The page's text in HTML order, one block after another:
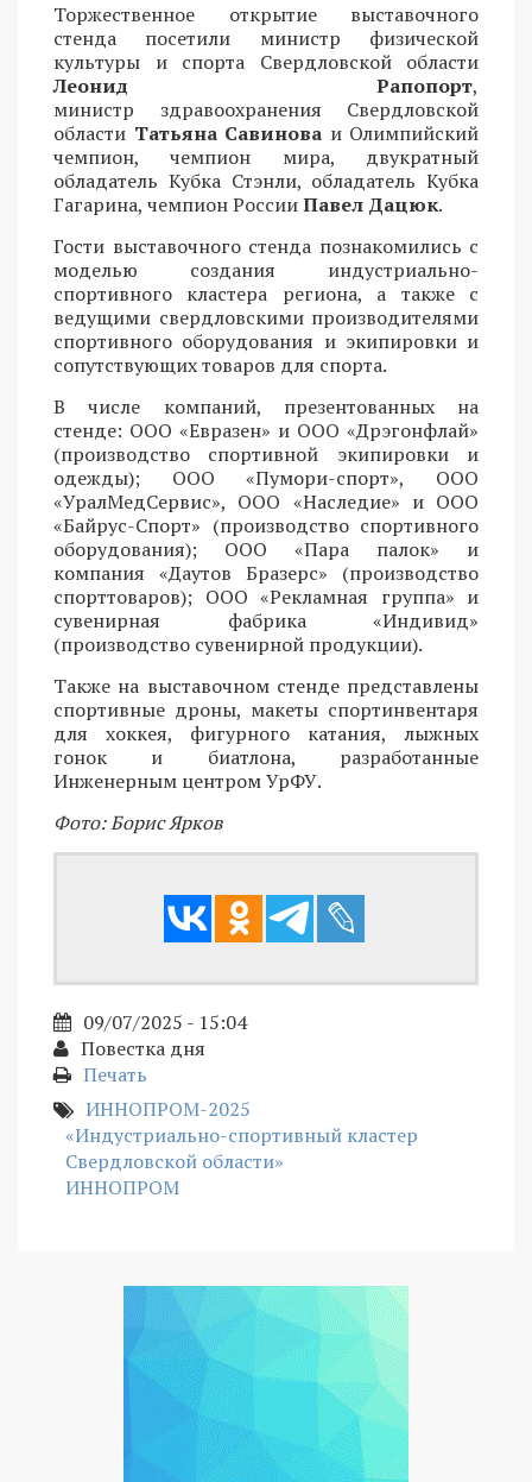
Торжественное открытие выставочного
стенда посетили министр физической
культуры и спорта Свердловской области
Леонид Рапопорт,
министр здравоохранения Свердловской
области Татьяна Савинова и Олимпийский
чемпион, чемпион мира, двукратный
обладатель Кубка Стэнли, обладатель Кубка
Гагарина, чемпион РоссииПавел Дацюк.
Гости выставочного стенда познакомились с
моделью создания индустриально-
спортивного кластера региона, а также с
ведущими свердловскими производителями
спортивного оборудования и экипировки и
сопутствующих товаров для спорта.
В числе компаний, презентованных на
стенде: ООО «Евразен» и ООО «Дрэгонфлай»
(производство спортивной экипировки и
одежды); ООО «Пумори-спорт», ООО
«УралМедСервис», ООО «Наследие» и ООО
«Байрус-Спорт» (производство спортивного
оборудования); ООО «Пара палок» и
компания «Даутов Бразерс» (производство
спорттоваров); ООО «Рекламная группа» и
сувенирная фабрика «Индивид»
(производство сувенирной продукции).
Также на выставочном стенде представлены
спортивные дроны, макеты спортинвентаря
для хоккея, фигурного катания, лыжных
гонок и биатлона, разработанные
Инженерным центром УрФУ.
Фото: Борис Ярков
09/07/2025 - 15:04
Повестка дня
Печать
ИННОПРОМ-2025
«Индустриально-спортивный кластер
Свердловской области»
ИННОПРОМ